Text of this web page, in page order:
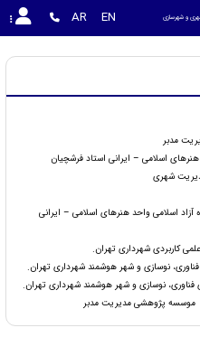
و شهرسازی EN
AR
مدبر
اسلامی – ایرانی استاد فرشچیان
شهری
اسلامی واحد هنرهای اسلامی – ایرانی
کاربردی شهرداری تهران.
نوسازی و شهر هوشمند شهرداری تهران.
فناوری، نوسازی و شهر هوشمند شهرداری تهران.
موسسه پژوهشی مدیریت مدبر